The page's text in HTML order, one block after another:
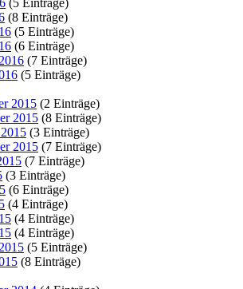
(5 Einträge)
(8 Einträge)
(5 Einträge)
(6 Einträge)
(7 Einträge)
(5 Einträge)
2015 (2 Einträge)
2015 (8 Einträge)
(3 Einträge)
2015 (7 Einträge)
(7 Einträge)
(3 Einträge)
(6 Einträge)
(4 Einträge)
(4 Einträge)
(4 Einträge)
(5 Einträge)
(8 Einträge)